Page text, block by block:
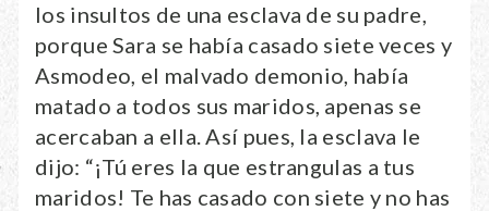
los insultos de una esclava de su padre,
porque Sara se había casado siete veces y
Asmodeo, el malvado demonio, había
matado a todos sus maridos, apenas se
acercaban a ella. Así pues, la esclava le
dijo: “¡Tú eres la que estrangulas a tus
maridos! Te has casado con siete y no has